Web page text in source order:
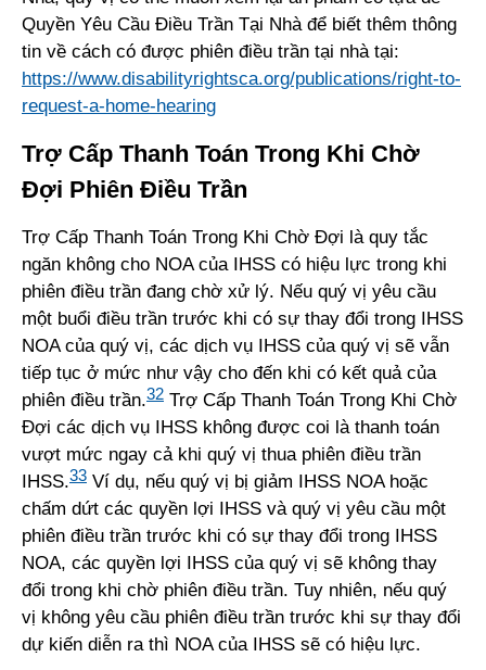
Quyền Yêu Cầu Điều Trần Tại Nhà để biết thêm thông
tin về cách có được phiên điều trần tại nhà tại:
https://www.disabilityrightsca.org/publications/right-to-
request-a-home-hearing
Trợ Cấp Thanh Toán Trong Khi Chờ
Đợi Phiên Điều Trần
Trợ Cấp Thanh Toán Trong Khi Chờ Đợi là quy tắc
ngăn không cho NOA của IHSS có hiệu lực trong khi
phiên điều trần đang chờ xử lý. Nếu quý vị yêu cầu
một buổi điều trần trước khi có sự thay đổi trong IHSS
NOA của quý vị, các dịch vụ IHSS của quý vị sẽ vẫn
tiếp tục ở mức như vậy cho đến khi có kết quả của
phiên điều trần.32 Trợ Cấp Thanh Toán Trong Khi Chờ
Đợi các dịch vụ IHSS không được coi là thanh toán
vượt mức ngay cả khi quý vị thua phiên điều trần
IHSS.33 Ví dụ, nếu quý vị bị giảm IHSS NOA hoặc
chấm dứt các quyền lợi IHSS và quý vị yêu cầu một
phiên điều trần trước khi có sự thay đổi trong IHSS
NOA, các quyền lợi IHSS của quý vị sẽ không thay
đổi trong khi chờ phiên điều trần. Tuy nhiên, nếu quý
vị không yêu cầu phiên điều trần trước khi sự thay đổi
dự kiến diễn ra thì NOA của IHSS sẽ có hiệu lực.